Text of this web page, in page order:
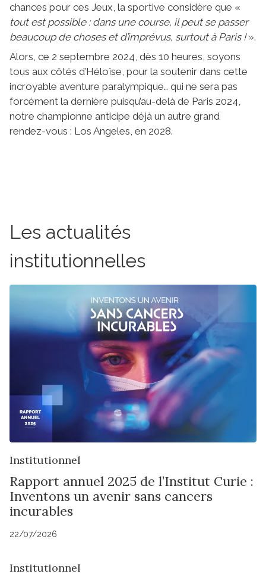
chances pour ces Jeux, la sportive considère que «
tout est possible : dans une course, il peut se passer
beaucoup de choses et d’imprévus, surtout à Paris !».
Alors, ce 2 septembre 2024, dès 10 heures, soyons
tous aux côtés d’Héloïse, pour la soutenir dans cette
incroyable aventure paralympique… qui ne sera pas
forcément la dernière puisqu’au-delà de Paris 2024,
notre championne anticipe déjà un autre grand
rendez-vous : Los Angeles, en 2028.
Les actualités
institutionnelles
Institutionnel
Rapport annuel 2025 de l’Institut Curie :
Inventons un avenir sans cancers
incurables
22/07/2026
Institutionnel